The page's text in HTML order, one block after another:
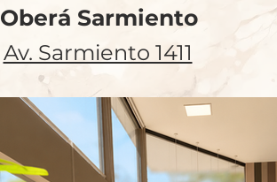
Oberá Sarmiento
Av. Sarmiento 1411